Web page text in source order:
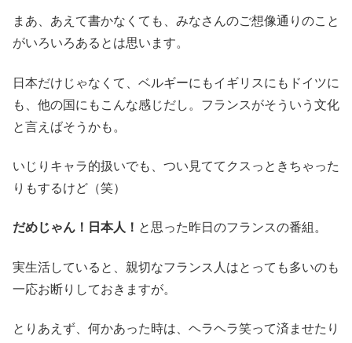
まあ、あえて書かなくても、みなさんのご想像通りのこと
がいろいろあるとは思います。
日本だけじゃなくて、ベルギーにもイギリスにもドイツに
も、他の国にもこんな感じだし。フランスがそういう文化
と言えばそうかも。
いじりキャラ的扱いでも、つい見ててクスっときちゃった
りもするけど（笑）
だめじゃん！日本人！ と思った昨日のフランスの番組。
実生活していると、親切なフランス人はとっても多いのも
一応お断りしておきますが。
とりあえず、何かあった時は、ヘラヘラ笑って済ませたり